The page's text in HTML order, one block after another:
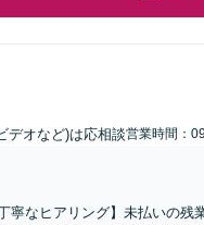
デオなど)は応相談営業時間：
寧なヒアリング】未払いの残